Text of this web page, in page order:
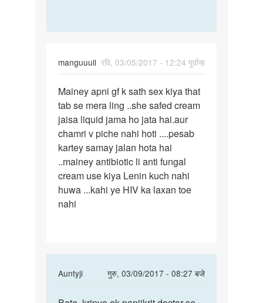
manguuull रवि, 03/05/2017 - 12:24 पूर्वान्ह
Mainey
apni
gf
k
sath
sex
Mainey apni gf k sath sex kiya that
tab se mera ling ..she safed cream
jaisa liquid jama ho jata hai.aur
chamri v piche nahi hoti ....pesab
kartey samay jalan hota hai
..mainey antibiotic li anti fungal
cream use kiya Lenin kuch nahi
huwa ...kahi ye HIV ka laxan toe
nahi
Auntyji
गुरु, 03/09/2017 - 08:27 बजे
In